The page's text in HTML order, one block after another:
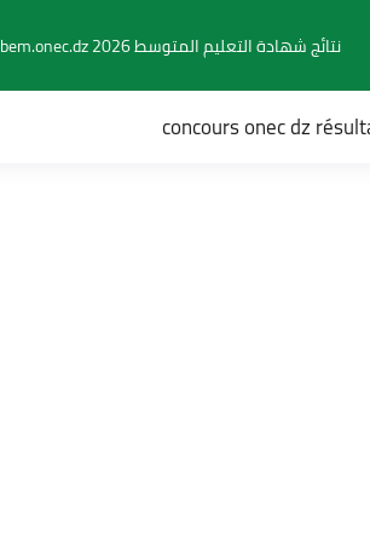
نتائج شهادة التعليم المتوسط 2026 bem.onec.dz
concours onec dz